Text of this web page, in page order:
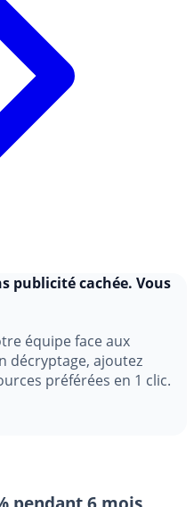
cachée. Vous
équipe face aux
décryptage, ajoutez
préférées en 1 clic.